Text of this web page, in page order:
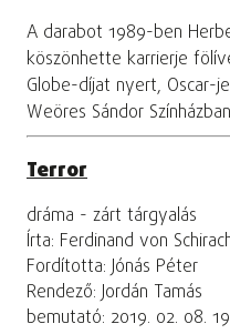
A darabot 1989-ben
köszönhette karrierje
Globe-díjat nyert, Oscar-
Weöres Sándor
Terror
dráma - zárt tárgyalás
Írta: Ferdinand von
Fordította: Jónás Péter
Rendező: Jordán Tamás
bemutató: 2019. 02. 08.